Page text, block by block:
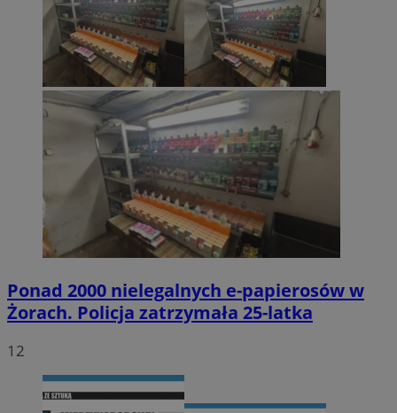
Ponad 2000 nielegalnych e-papierosów w
Żorach. Policja zatrzymała 25-latka
12